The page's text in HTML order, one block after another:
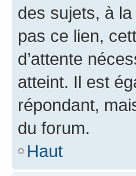
des sujets, à
pas ce lien,
d’attente
atteint. Il est
répondant,
du forum.
Haut